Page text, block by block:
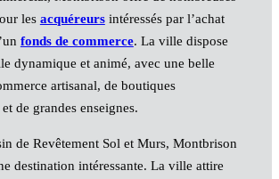
les acquéreursintéressés par l’achat
fonds de commerce. La ville dispose
dynamique et animé, avec une belle
artisanal, de boutiques
de grandes enseignes.
de Revêtement Sol et Murs, Montbrison
destination intéressante. La ville attire